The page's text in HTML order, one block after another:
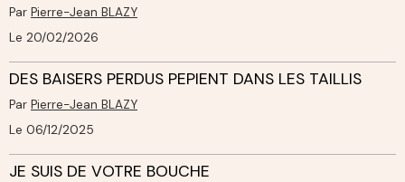
Par Pierre-Jean BLAZY
Le 20/02/2026
DES BAISERS PERDUS PEPIENT DANS LES TAILLIS
Par Pierre-Jean BLAZY
Le 06/12/2025
JE SUIS DE VOTRE BOUCHE